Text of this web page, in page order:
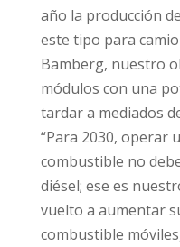
año la producción
este tipo para
Bamberg, nuestro
módulos con una
tardar a mediados
“Para 2030, operar
combustible no
diésel; ese es
vuelto a aumentar
combustible